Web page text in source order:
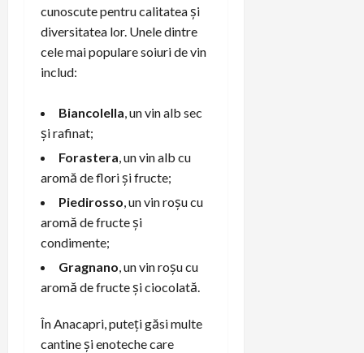
cunoscute pentru calitatea și
diversitatea lor. Unele dintre
cele mai populare soiuri de vin
includ:
Biancolella, un vin alb sec
și rafinat;
Forastera, un vin alb cu
aromă de flori și fructe;
Piedirosso, un vin roșu cu
aromă de fructe și
condimente;
Gragnano, un vin roșu cu
aromă de fructe și ciocolată.
În Anacapri, puteți găsi multe
cantine și enoteche care